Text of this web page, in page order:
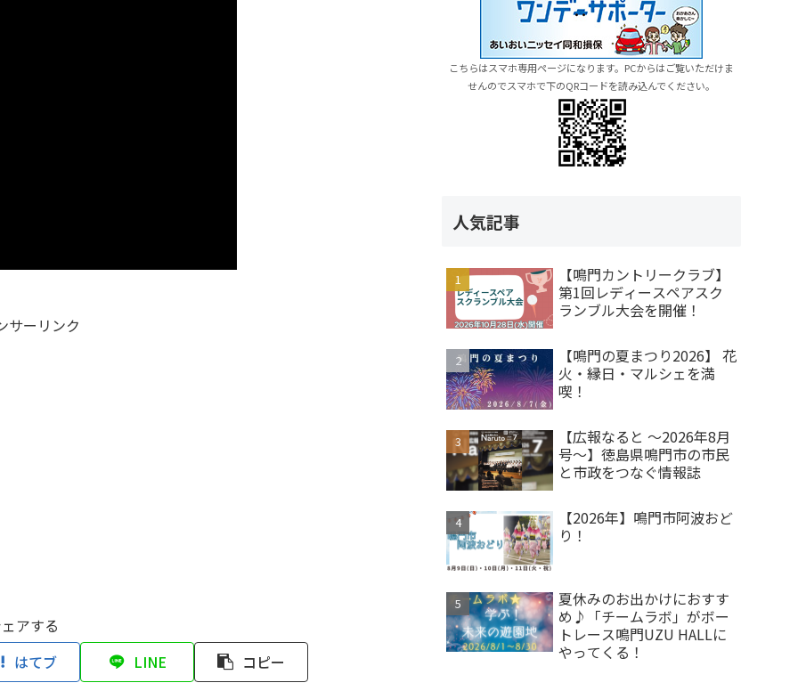
サーリンク
アする
はてブ
LINE コピー
こちらはスマホ専用ページになります。PCからはご覧いただけま
せんのでスマホで下のQRコードを読み込んでください。
人気記事
【鳴門カントリークラブ】
第1回レディースペアスク
ランブル大会を開催！
【鳴門の夏まつり2026】 花
火・縁日・マルシェを満
喫！
【広報なると ～2026年8月
号～】徳島県鳴門市の市民
と市政をつなぐ情報誌
【2026年】鳴門市阿波おど
り！
夏休みのお出かけにおすす
め♪「チームラボ」がボー
トレース鳴門UZU HALLに
やってくる！